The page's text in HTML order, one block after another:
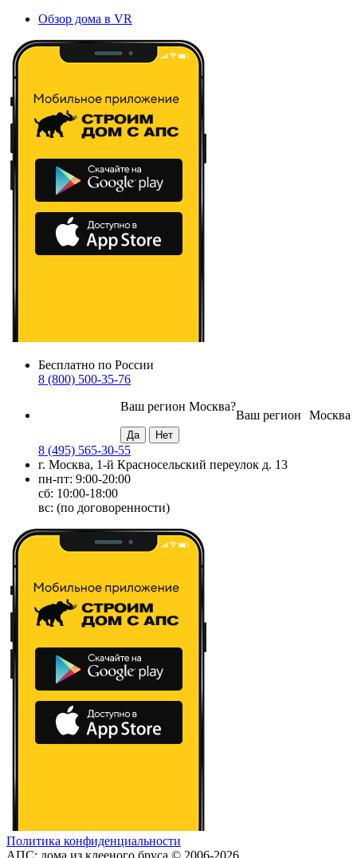
Обзор дома в VR
Бесплатно по России
8 (800) 500-35-76
Москва
Ваш регион
Ваш регион Москва?
8 (495) 565-30-55
г. Москва, 1-й Красносельский переулок д. 13
пн-пт: 9:00-20:00
сб: 10:00-18:00
вс: (по договоренности)
Политика конфиденциальности